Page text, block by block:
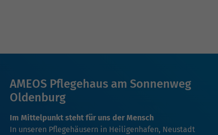
AMEOS Pflegehaus am Sonnenweg
Oldenburg
Im Mittelpunkt steht für uns der Mensch
In unseren Pflegehäusern in Heiligenhafen, Neustadt